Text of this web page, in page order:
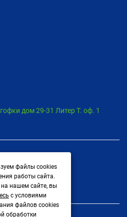
дом 29-31 Литер Т. оф. 1
13файлы cookies
работы сайта.
на нашем сайте, вы
с условиями
файлов cookies
обработки